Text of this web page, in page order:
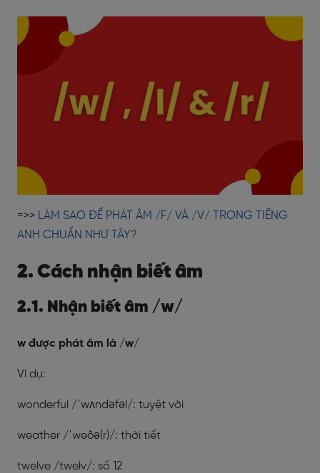
=>> LÀM SAO ĐỂ PHÁT ÂM /F/ VÀ /V/ TRONG TIẾNG
ANH CHUẨN NHƯ TÂY?
2. Cách nhận biết âm
2.1. Nhận biết âm /w/
w được phát âm là /w/
Ví dụ:
wonderful /ˈwʌndəfəl/: tuyệt vời
weather /ˈweðə(r)/: thời tiết
twelve /twelv/: số 12